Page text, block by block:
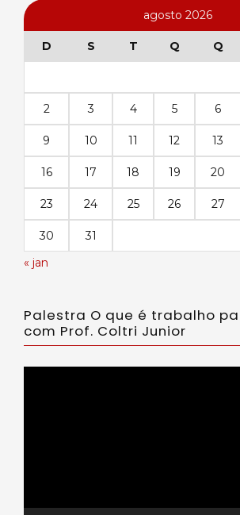
agosto 2026
D S T Q Q
2 3 4 5 6
9 10 11 12 13
16 17 18 19 20
23 24 25 26 27
30
31
« jan
Palestra O que é trabalho
com Prof. Coltri Junior